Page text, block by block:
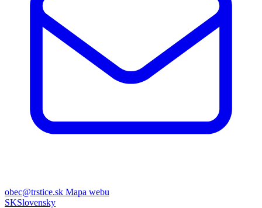
obec@trstice.sk Mapa webu
SKSlovensky